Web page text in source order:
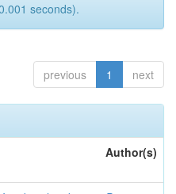
seconds).
previous 1 next
Author(s)